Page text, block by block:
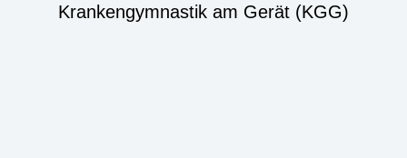
Krankengymnastik am Gerät (KGG)